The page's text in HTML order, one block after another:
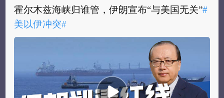
霍尔木兹海峡归谁管，伊朗宣布“与美国无关”#
美以伊冲突#
霍尔木兹海峡归谁管，伊朗宣布“与美国无关”#